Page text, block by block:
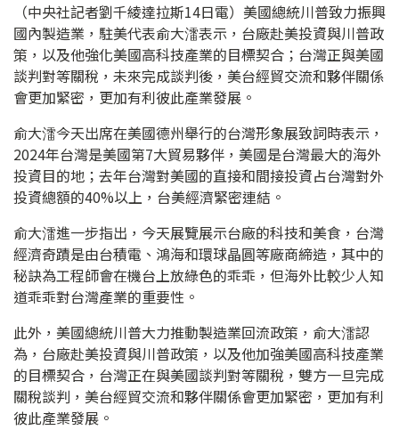
（中央社記者劉千綾達拉斯14日電）美國總統川普致力振興
國內製造業，駐美代表俞大㵢表示，台廠赴美投資與川普政
策，以及他強化美國高科技產業的目標契合；台灣正與美國
談判對等關稅，未來完成談判後，美台經貿交流和夥伴關係
會更加緊密，更加有利彼此產業發展。
俞大㵢今天出席在美國德州舉行的台灣形象展致詞時表示，
2024年台灣是美國第7大貿易夥伴，美國是台灣最大的海外
投資目的地；去年台灣對美國的直接和間接投資占台灣對外
投資總額的40%以上，台美經濟緊密連結。
俞大㵢進一步指出，今天展覽展示台廠的科技和美食，台灣
經濟奇蹟是由台積電、鴻海和環球晶圓等廠商締造，其中的
秘訣為工程師會在機台上放綠色的乖乖，但海外比較少人知
道乖乖對台灣產業的重要性。
此外，美國總統川普大力推動製造業回流政策，俞大㵢認
為，台廠赴美投資與川普政策，以及他加強美國高科技產業
的目標契合，台灣正在與美國談判對等關稅，雙方一旦完成
關稅談判，美台經貿交流和夥伴關係會更加緊密，更加有利
彼此產業發展。